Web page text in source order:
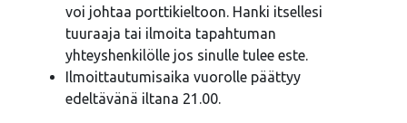
voi johtaa porttikieltoon. Hanki itsellesi
tuuraaja tai ilmoita tapahtuman
yhteyshenkilölle jos sinulle tulee este.
Ilmoittautumisaika vuorolle päättyy
edeltävänä iltana 21.00.